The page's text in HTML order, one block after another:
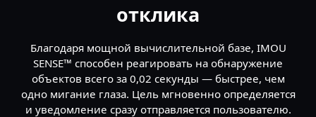
отклика
Благодаря мощной вычислительной базе, IMOU
SENSE™ способен реагировать на обнаружение
объектов всего за 0,02 секунды — быстрее, чем
одно мигание глаза. Цель мгновенно определяется
и уведомление сразу отправляется пользователю.